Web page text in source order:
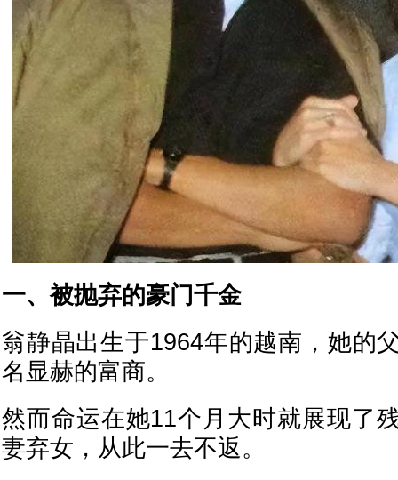
一、被抛弃的豪门千金
翁静晶出生于1964年的越南，她的
名显赫的富商。
然而命运在她11个月大时就展现了
妻弃女，从此一去不返。